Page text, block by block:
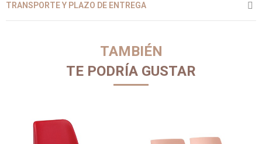
TRANSPORTE Y PLAZO DE ENTREGA
TAMBIÉN
TE PODRÍA GUSTAR